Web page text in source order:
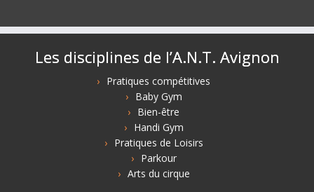
Les disciplines de l’A.N.T. Avignon
Pratiques compétitives
Baby Gym
Bien-être
Handi Gym
Pratiques de Loisirs
Parkour
Arts du cirque